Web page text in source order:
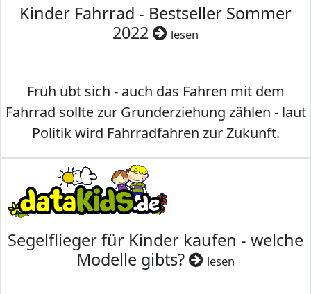
Kinder Fahrrad - Bestseller Sommer
2022
lesen
Früh übt sich - auch das Fahren mit dem
Fahrrad sollte zur Grunderziehung zählen - laut
Politik wird Fahrradfahren zur Zukunft.
Segelflieger für Kinder kaufen - welche
Modelle gibts?
lesen